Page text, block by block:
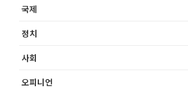
국제
정치
사회
오피니언